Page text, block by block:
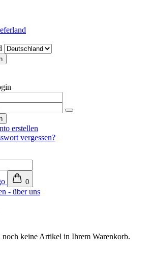
erstellen
vergessen?
0
noch keine Artikel in Ihrem Warenkorb.